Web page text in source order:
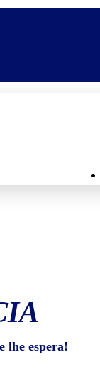
lhe espera!